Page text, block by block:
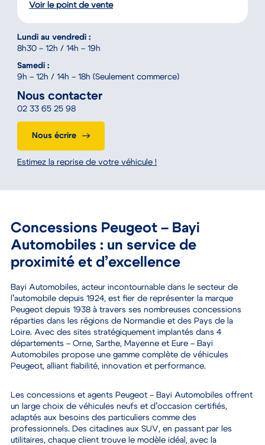
Voir le point de vente
Lundi au vendredi :
8h30 – 12h / 14h – 19h
Samedi :
9h – 12h / 14h – 18h (Seulement commerce)
Nous contacter
02 33 65 25 98
Nous écrire
Estimez la reprise de votre véhicule !
Concessions Peugeot – Bayi
Automobiles : un service de
proximité et d’excellence
Bayi Automobiles, acteur incontournable dans le secteur de
l’automobile depuis 1924, est fier de représenter la marque
Peugeot depuis 1938 à travers ses nombreuses concessions
réparties dans les régions de Normandie et des Pays de la
Loire. Avec des sites stratégiquement implantés dans 4
départements – Orne, Sarthe, Mayenne et Eure – Bayi
Automobiles propose une gamme complète de véhicules
Peugeot, alliant fiabilité, innovation et performance.
Les concessions et agents Peugeot – Bayi Automobiles offrent
un large choix de véhicules neufs et d’occasion certifiés,
adaptés aux besoins des particuliers comme des
professionnels. Des citadines aux SUV, en passant par les
utilitaires, chaque client trouve le modèle idéal, avec la